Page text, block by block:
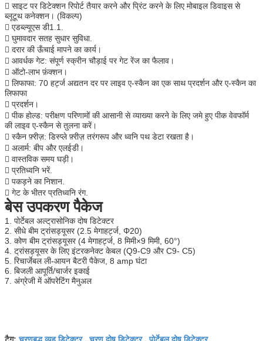
 साइट पर डिटेक्शन रिपोर्ट तैयार करने और प्रिंट करने के लिए मोबाइल डिवाइस से
ब्लूटूथ कनेक्शन। (विकल्प)
 एडब्ल्यूएस डी1.1.
 घुमावदार सतह सुधार सुविधा.
 दरार की ऊँचाई मापने का कार्य।
 आवर्धक गेट: संपूर्ण स्क्रीन चौड़ाई पर गेट रेंज का फैलाव।
 ऑटो-लाभ फ़ंक्शन।
 लिफाफा: 70 हर्ट्ज अद्यतन दर पर लाइव ए-स्कैन का एक साथ प्रदर्शन और ए-स्कैन का
लिफाफा
 प्रदर्शन।
 पीक होल्ड: परीक्षण परिणामों की आसानी से व्याख्या करने के लिए जमे हुए पीक वेवफॉर्म
की लाइव ए-स्कैन से तुलना करें।
 स्कैन फ़्रीज़: डिस्प्ले फ़्रीज़ तरंगरूप और ध्वनि पथ डेटा रखता है।
 अलार्म: बीप और एलईडी।
 वास्तविक समय घड़ी।
 प्रतिध्वनि भरें.
 पकड़ने का निशान.
 गेट के भीतर प्रतिध्वनि रंग.
बेस उपकरण पैकेज
1.
पोर्टेबल अल्ट्रासोनिक दोष डिटेक्टर
2. सीधे बीम ट्रांसड्यूसर (2.5 मेगाहर्ट्ज, Φ20)
3. कोण बीम ट्रांसड्यूसर (4 मेगाहर्ट्ज, 8 मिमी×9 मिमी, 60°)
4. ट्रांसड्यूसर के लिए इंटरकनेक्ट केबल (Q9-C9 और C9- C5)
5. रिचार्जेबल ली-आयन बैटरी पैकेज, 8 amp घंटा
6. बिजली आपूर्ति/चार्जर इकाई
7. अंग्रेजी में ऑपरेटिंग मैनुअल
टैग:चरणबद्ध व्यूह डिटेक्टर,चरण दोष डिटेक्टर,पोर्टेबल दोष डिटेक्टर